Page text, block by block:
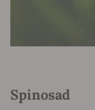
Spinosad